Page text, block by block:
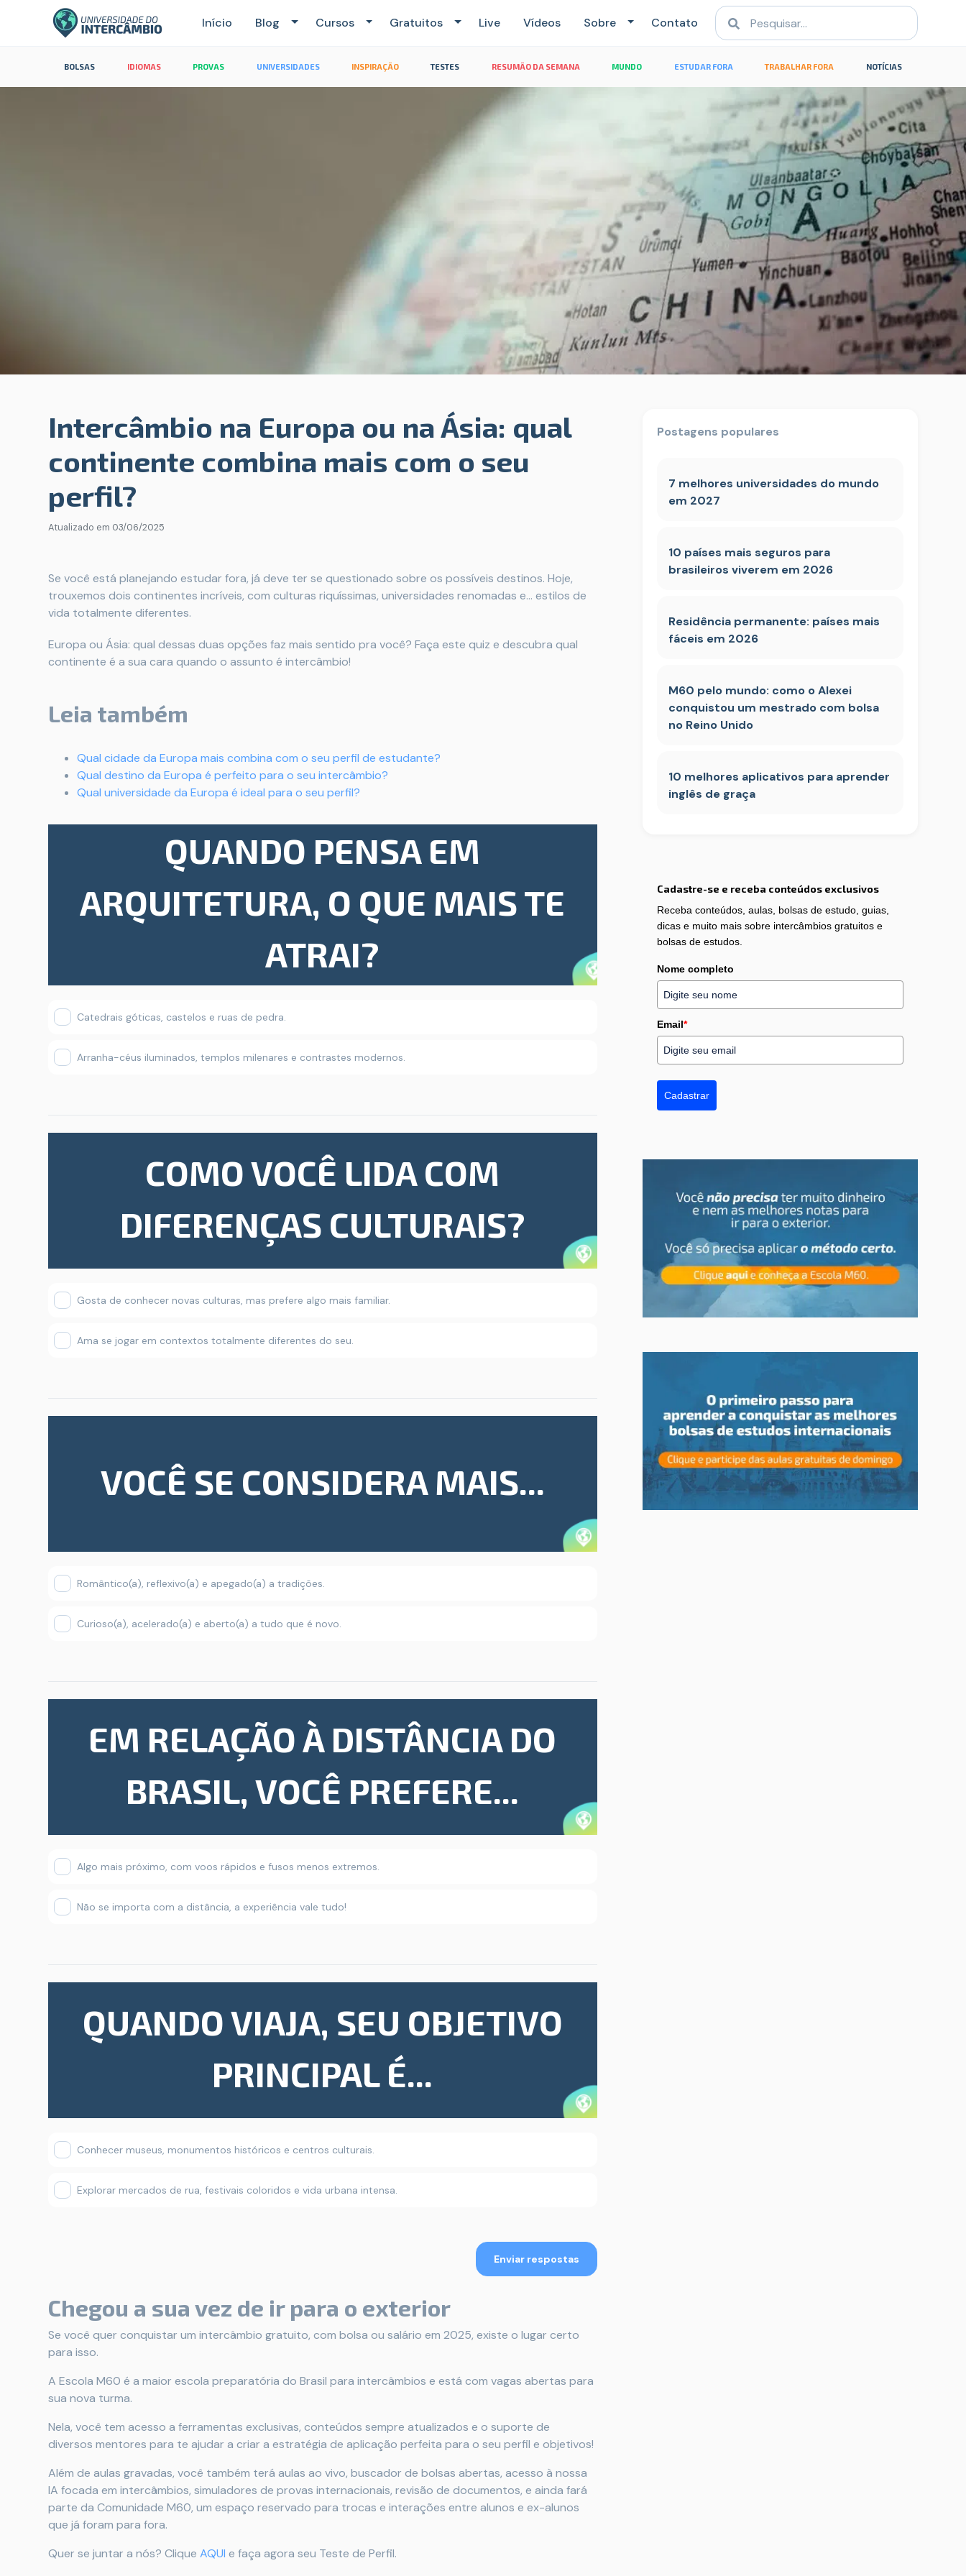
Início Blog Cursos Gratuitos Live Vídeos Sobre Contato
BOLSAS IDIOMAS PROVAS UNIVERSIDADES INSPIRAÇÃO TESTES RESUMÃO DA SEMANA MUNDO ESTUDAR FORA TRABALHAR FORA NOTÍCIAS
Intercâmbio na Europa ou na Ásia: qual
continente combina mais com o seu
perfil?
Atualizado em 03/06/2025
Se você está planejando estudar fora, já deve ter se questionado sobre os possíveis destinos. Hoje,
trouxemos dois continentes incríveis, com culturas riquíssimas, universidades renomadas e… estilos de
vida totalmente diferentes.
Europa ou Ásia: qual dessas duas opções faz mais sentido pra você? Faça este quiz e descubra qual
continente é a sua cara quando o assunto é intercâmbio!
Leia também
Qual cidade da Europa mais combina com o seu perfil de estudante?
Qual destino da Europa é perfeito para o seu intercâmbio?
Qual universidade da Europa é ideal para o seu perfil?
QUANDO PENSA EM
ARQUITETURA, O QUE MAIS TE
ATRAI?
Catedrais góticas, castelos e ruas de pedra.
Arranha-céus iluminados, templos milenares e contrastes modernos.
COMO VOCÊ LIDA COM
DIFERENÇAS CULTURAIS?
Gosta de conhecer novas culturas, mas prefere algo mais familiar.
Ama se jogar em contextos totalmente diferentes do seu.
VOCÊ SE CONSIDERA MAIS...
Romântico(a), reflexivo(a) e apegado(a) a tradições.
Curioso(a), acelerado(a) e aberto(a) a tudo que é novo.
EM RELAÇÃO À DISTÂNCIA DO
BRASIL, VOCÊ PREFERE...
Algo mais próximo, com voos rápidos e fusos menos extremos.
Não se importa com a distância, a experiência vale tudo!
QUANDO VIAJA, SEU OBJETIVO
PRINCIPAL É...
Conhecer museus, monumentos históricos e centros culturais.
Explorar mercados de rua, festivais coloridos e vida urbana intensa.
Enviar respostas
Chegou a sua vez de ir para o exterior
Se você quer conquistar um intercâmbio gratuito, com bolsa ou salário em 2025, existe o lugar certo
para isso.
A Escola M60 é a maior escola preparatória do Brasil para intercâmbios e está com vagas abertas para
sua nova turma.
Nela, você tem acesso a ferramentas exclusivas, conteúdos sempre atualizados e o suporte de
diversos mentores para te ajudar a criar a estratégia de aplicação perfeita para o seu perfil e objetivos!
Além de aulas gravadas, você também terá aulas ao vivo, buscador de bolsas abertas, acesso à nossa
IA focada em intercâmbios, simuladores de provas internacionais, revisão de documentos, e ainda fará
parte da Comunidade M60, um espaço reservado para trocas e interações entre alunos e ex-alunos
que já foram para fora.
Quer se juntar a nós? Clique AQUI e faça agora seu Teste de Perfil.
Postagens populares
7 melhores universidades do mundo
em 2027
10 países mais seguros para
brasileiros viverem em 2026
Residência permanente: países mais
fáceis em 2026
M60 pelo mundo: como o Alexei
conquistou um mestrado com bolsa
no Reino Unido
10 melhores aplicativos para aprender
inglês de graça
Cadastre-se e receba conteúdos exclusivos
Receba conteúdos, aulas, bolsas de estudo, guias,
dicas e muito mais sobre intercâmbios gratuitos e
bolsas de estudos.
Nome completo
Email*
Cadastrar